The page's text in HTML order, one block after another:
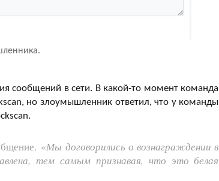
сообщений в сети. В какой-то момент команда
но злоумышленник ответил, что у команды
«Мы договорились о вознаграждении в
тем самым признавая, что это белая